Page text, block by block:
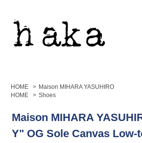
HOME > Maison MIHARA YASUHIRO
HOME
> Shoes
Maison MIHARA
Y" OG Sole Canvas Low-